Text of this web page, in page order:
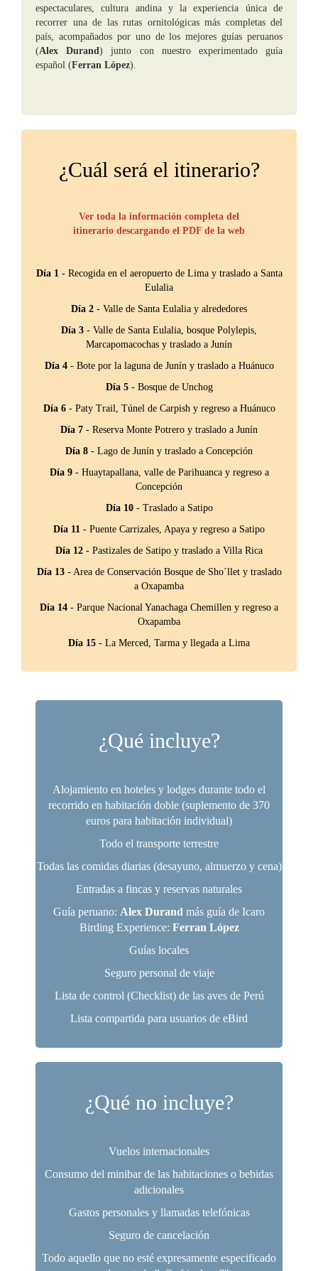
espectaculares, cultura andina y la experiencia única de
recorrer una de las rutas ornitológicas más completas del
país, acompañados por uno de los mejores guías peruanos
(Alex Durand) junto con nuestro experimentado guía
español (Ferran López).
¿Cuál será el itinerario?
Ver toda la información completa del
itinerario descargando el PDF de la web
Día 1- Recogida en el aeropuerto de Lima y traslado a Santa
Eulalia
Día 2 - Valle de Santa Eulalia y alrededores
Día 3 - Valle de Santa Eulalia, bosque Polylepis,
Marcapomacochas y traslado a Junín
Día 4- Bote por la laguna de Junín y traslado a Huánuco
Día 5- Bosque de Unchog
Día 6- Paty Trail, Túnel de Carpish y regreso a Huánuco
Día 7 - Reserva Monte Potrero y traslado a Junín
Día 8 - Lago de Junín y traslado a Concepción
Día 9- Huaytapallana, valle de Parihuanca y regreso a
Concepción
Día 10- Traslado a Satipo
Día 11 - Puente Carrizales, Apaya y regreso a Satipo
Día 12 - Pastizales de Satipo y traslado a Villa Rica
Día 13- Area de Conservación Bosque de Sho´llet y traslado
a Oxapamba
Día 14 - Parque Nacional Yanachaga Chemillen y regreso a
Oxapamba
Día 15 - La Merced, Tarma y llegada a Lima
¿Qué incluye?
Alojamiento en hoteles y lodges durante todo el
recorrido en habitación doble (suplemento de 370
euros para habitación individual)
Todo el transporte terrestre
Todas las comidas diarias (desayuno, almuerzo y cena)
Entradas a fincas y reservas naturales
Guía peruano: Alex Durand más guía de Icaro
Birding Experience: Ferran López
Guías locales
Seguro personal de viaje
Lista de control (Checklist) de las aves de Perú
Lista compartida para usuarios de eBird
¿Qué no incluye?
Vuelos internacionales
Consumo del minibar de las habitaciones o bebidas
adicionales
Gastos personales y llamadas telefónicas
Seguro de cancelación
Todo aquello que no esté expresamente especificado